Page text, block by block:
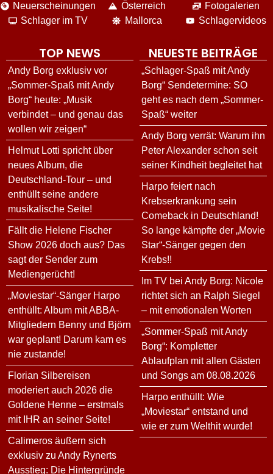
Neuerscheinungen
Schlager im TV
Österreich
Mallorca
Fotogalerien
Schlagervideos
TOP NEWS
Andy Borg exklusiv vor
„Sommer-Spaß mit Andy
Borg“ heute: „Musik
verbindet – und genau das
wollen wir zeigen“
Helmut Lotti spricht über
neues Album, die
Deutschland-Tour – und
enthüllt seine andere
musikalische Seite!
Fällt die Helene Fischer
Show 2026 doch aus? Das
sagt der Sender zum
Mediengerücht!
„Moviestar“-Sänger Harpo
enthüllt: Album mit ABBA-
Mitgliedern Benny und Björn
war geplant! Darum kam es
nie zustande!
Florian Silbereisen
moderiert auch 2026 die
Goldene Henne – erstmals
mit IHR an seiner Seite!
Calimeros äußern sich
exklusiv zu Andy Rynerts
Ausstieg: Die Hintergründe
NEUESTE BEITRÄGE
„Schlager-Spaß mit Andy
Borg“ Sendetermine: SO
geht es nach dem „Sommer-
Spaß“ weiter
Andy Borg verrät: Warum ihn
Peter Alexander schon seit
seiner Kindheit begleitet hat
Harpo feiert nach
Krebserkrankung sein
Comeback in Deutschland!
So lange kämpfte der „Movie
Star“-Sänger gegen den
Krebs!!
Im TV bei Andy Borg: Nicole
richtet sich an Ralph Siegel
– mit emotionalen Worten
„Sommer-Spaß mit Andy
Borg“: Kompletter
Ablaufplan mit allen Gästen
und Songs am 08.08.2026
Harpo enthüllt: Wie
„Moviestar“ entstand und
wie er zum Welthit wurde!